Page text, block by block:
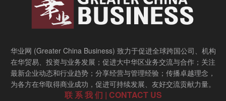
华业网 (Greater China Business) 致力于促进全球跨国公司、机构
在华贸易、投资与业务发展；促进大中华区业务交流与合作；关注
最新企业动态和行业趋势；分享经营与管理经验；传播卓越理念，
为各方在华取得商业成功，促进可持续发展、友好交流贡献力量。
联 系 我 们 | CONTACT US